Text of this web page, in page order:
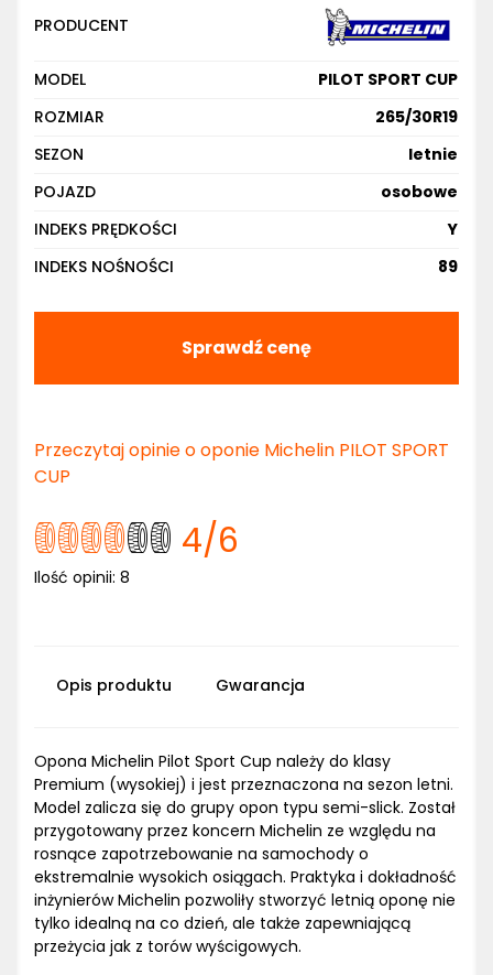
PRODUCENT
MODEL
PILOT SPORT CUP
ROZMIAR
265/30R19
SEZON
letnie
POJAZD
osobowe
INDEKS PRĘDKOŚCI
Y
INDEKS NOŚNOŚCI
89
Sprawdź cenę
Przeczytaj opinie o oponie Michelin PILOT SPORT
CUP
4/6
Ilość opinii: 8
Opis produktu Gwarancja
Opona Michelin Pilot Sport Cup należy do klasy
Premium (wysokiej) i jest przeznaczona na sezon letni.
Model zalicza się do grupy opon typu semi-slick. Został
przygotowany przez koncern Michelin ze względu na
rosnące zapotrzebowanie na samochody o
ekstremalnie wysokich osiągach. Praktyka i dokładność
inżynierów Michelin pozwoliły stworzyć letnią oponę nie
tylko idealną na co dzień, ale także zapewniającą
przeżycia jak z torów wyścigowych.